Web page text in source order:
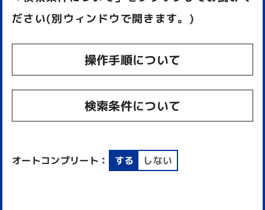
ださい(別ウィンドウで開きます。)
操作手順について
検索条件について
オートコンプリート： する しない